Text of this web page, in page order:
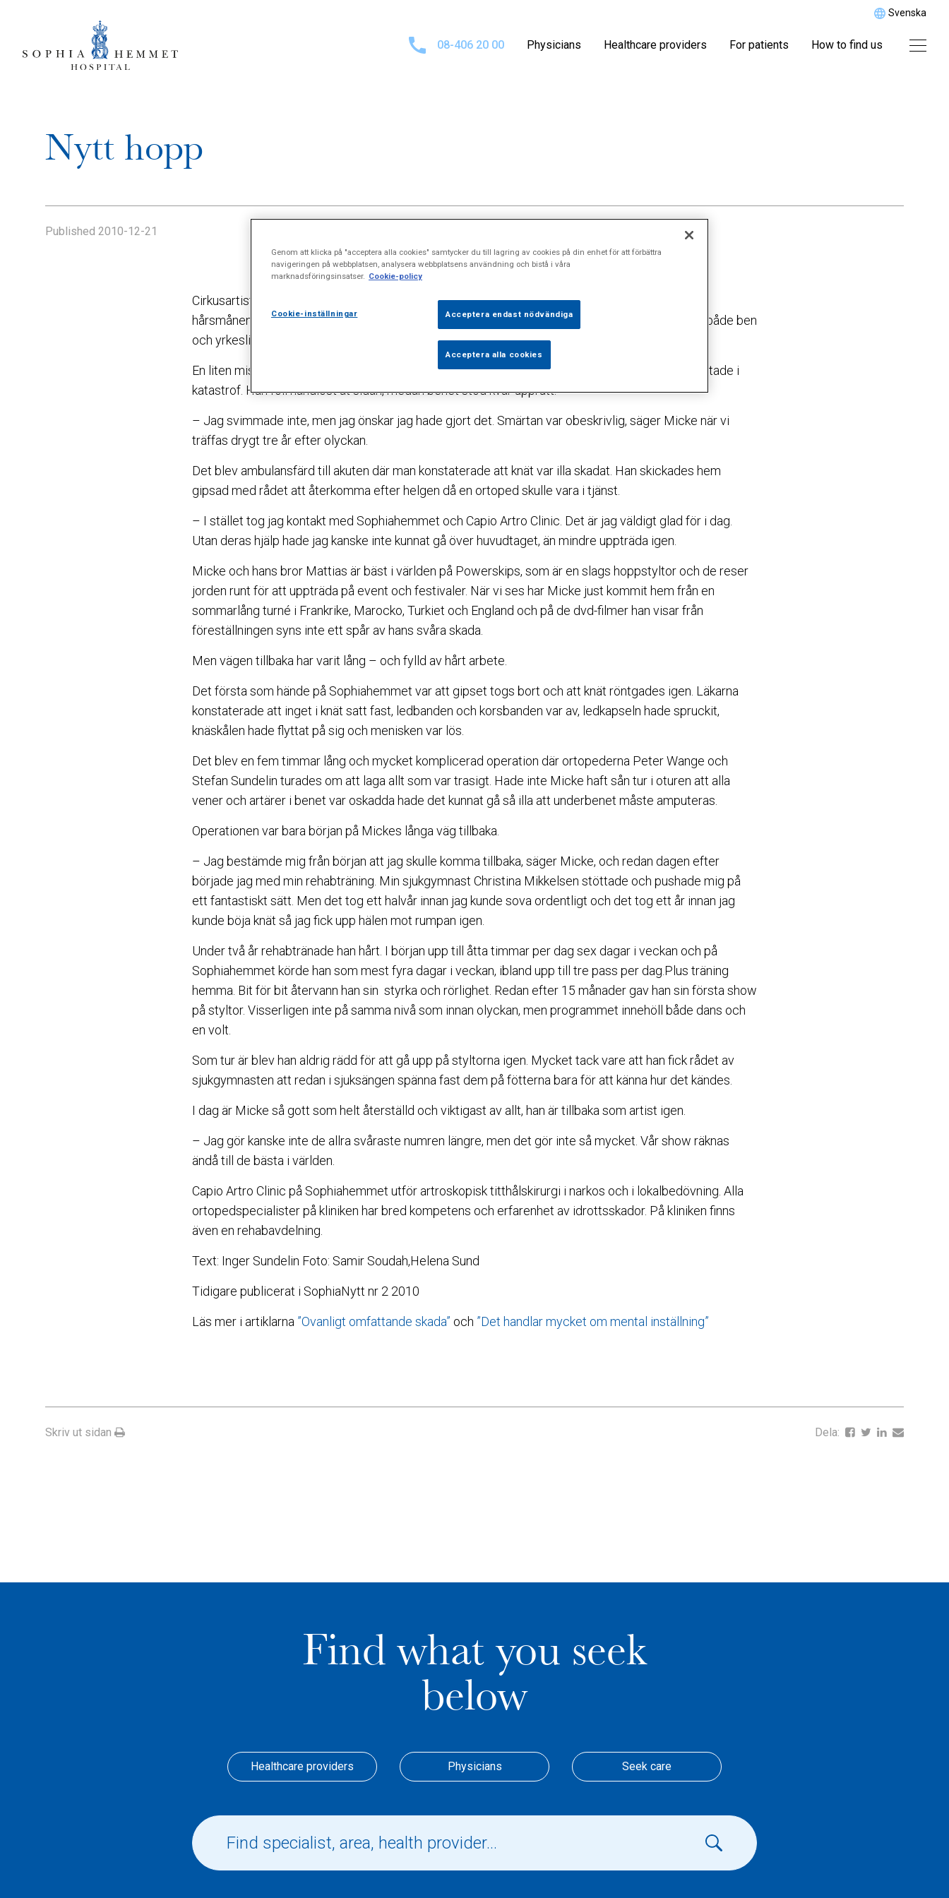
Svenska
08-406 20 00 Physicians Healthcare providers For patients How to find us
Nytt hopp
Published 2010-12-21
Cirkusartisten Micke Lindströms svåra knäskada riskerade inte bara hans karriär, han var också
hårsmånen från amputation. Men en avancerad knäoperation och en tuff rehabilitering räddade både ben
och yrkesliv.
En liten miss och Micke Lindströms två meter höga baklängesvolt med skruv på hoppstyltor slutade i
katastrof. Han föll handlöst åt sidan, medan benet stod kvar upprätt.
– Jag svimmade inte, men jag önskar jag hade gjort det. Smärtan var obeskrivlig, säger Micke när vi
träffas drygt tre år efter olyckan.
Det blev ambulansfärd till akuten där man konstaterade att knät var illa skadat. Han skickades hem
gipsad med rådet att återkomma efter helgen då en ortoped skulle vara i tjänst.
– I stället tog jag kontakt med Sophiahemmet och Capio Artro Clinic. Det är jag väldigt glad för i dag.
Utan deras hjälp hade jag kanske inte kunnat gå över huvudtaget, än mindre uppträda igen.
Micke och hans bror Mattias är bäst i världen på Powerskips, som är en slags hoppstyltor och de reser
jorden runt för att uppträda på event och festivaler. När vi ses har Micke just kommit hem från en
sommarlång turné i Frankrike, Marocko, Turkiet och England och på de dvd-filmer han visar från
föreställningen syns inte ett spår av hans svåra skada.
Men vägen tillbaka har varit lång – och fylld av hårt arbete.
Det första som hände på Sophiahemmet var att gipset togs bort och att knät röntgades igen. Läkarna
konstaterade att inget i knät satt fast, ledbanden och korsbanden var av, ledkapseln hade spruckit,
knäskålen hade flyttat på sig och menisken var lös.
Det blev en fem timmar lång och mycket komplicerad operation där ortopederna Peter Wange och
Stefan Sundelin turades om att laga allt som var trasigt. Hade inte Micke haft sån tur i oturen att alla
vener och artärer i benet var oskadda hade det kunnat gå så illa att underbenet måste amputeras.
Operationen var bara början på Mickes långa väg tillbaka.
– Jag bestämde mig från början att jag skulle komma tillbaka, säger Micke, och redan dagen efter
började jag med min rehabträning. Min sjukgymnast Christina Mikkelsen stöttade och pushade mig på
ett fantastiskt sätt. Men det tog ett halvår innan jag kunde sova ordentligt och det tog ett år innan jag
kunde böja knät så jag fick upp hälen mot rumpan igen.
Under två år rehabtränade han hårt. I början upp till åtta timmar per dag sex dagar i veckan och på
Sophiahemmet körde han som mest fyra dagar i veckan, ibland upp till tre pass per dag.Plus träning
hemma. Bit för bit återvann han sin styrka och rörlighet. Redan efter 15 månader gav han sin första show
på styltor. Visserligen inte på samma nivå som innan olyckan, men programmet innehöll både dans och
en volt.
Som tur är blev han aldrig rädd för att gå upp på styltorna igen. Mycket tack vare att han fick rådet av
sjukgymnasten att redan i sjuksängen spänna fast dem på fötterna bara för att känna hur det kändes.
I dag är Micke så gott som helt återställd och viktigast av allt, han är tillbaka som artist igen.
– Jag gör kanske inte de allra svåraste numren längre, men det gör inte så mycket. Vår show räknas
ändå till de bästa i världen.
Capio Artro Clinic på Sophiahemmet utför artroskopisk titthålskirurgi i narkos och i lokalbedövning. Alla
ortopedspecialister på kliniken har bred kompetens och erfarenhet av idrottsskador. På kliniken finns
även en rehabavdelning.
Text: Inger Sundelin Foto: Samir Soudah,Helena Sund
Tidigare publicerat i SophiaNytt nr 2 2010
Läs mer i artiklarna ”Ovanligt omfattande skada” och ”Det handlar mycket om mental inställning”
Skriv ut sidan Dela:
Find what you seek
below
Healthcare providers Physicians Seek care
Genom att klicka på "acceptera alla cookies" samtycker du till lagring av cookies på din enhet för att förbättra
navigeringen på webbplatsen, analysera webbplatsens användning och bistå i våra
marknadsföringsinsatser. Cookie-policy
Cookie-inställningar Acceptera endast nödvändiga
Acceptera alla cookies